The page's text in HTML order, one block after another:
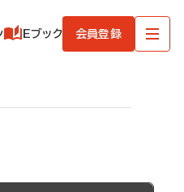
Eブック 会員登録